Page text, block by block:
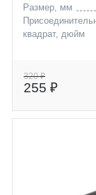
Размер, мм
квадрат, дюйм
320 ₽
255 ₽